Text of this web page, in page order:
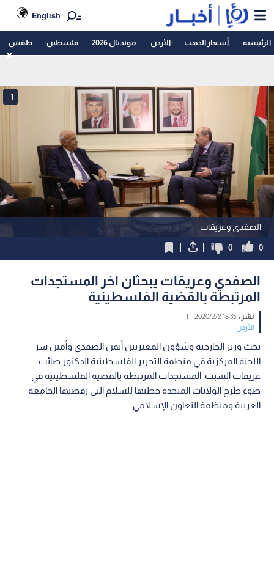
English
الرئيسية أسعار الذهب الأردن مونديال 2026 فلسطين طقس
الصفدي وعريقات
1
0
0
الصفدي وعريقات يبحثان اخر المستجدات
المرتبطة بالقضية الفلسطينية
نشر :18:35 2020/2/8
|
الأردن
بحث وزير الخارجية وشؤون المغتربين أيمن الصفدي وأمين سر
اللجنة المركزية في منظمة التحرير الفلسطينية الدكتور صائب
عريقات السبت، المستجدات المرتبطة بالقضية الفلسطينية في
ضوء طرح الولايات المتحدة خطتها للسلام التي رفضتها الجامعة
العربية ومنظمة التعاون الإسلامي.